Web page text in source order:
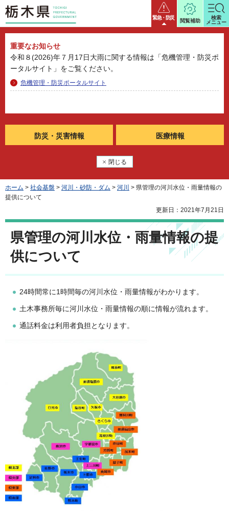
栃木県 緊急・防災
重要なお知らせ
令和８(2026)年７月17日大雨に関する情報は「危機管理・防災ポ
ータルサイト」をご覧ください。
危機管理・防災ポータルサイト
防災・ 災害情報 医療情報
閉じる
閲覧補助
検索
メニュー
ホーム > 社会基盤 > 河川・砂防・ダム > 河川 > 県管理の河川水位・雨量情報の
提供について
更新日：2021年7月21日
県管理の河川水位・雨量情報の提
供について
24時間常に1時間毎の河川水位・雨量情報がわかります。
土木事務所毎に河川水位・雨量情報の順に情報が流れます。
通話料金は利用者負担となります。